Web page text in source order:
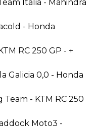
Italia - Mahindra
- Honda
RC 250 GP - +
Galicia 0,0 - Honda
Team - KTM RC 250
Moto3 -